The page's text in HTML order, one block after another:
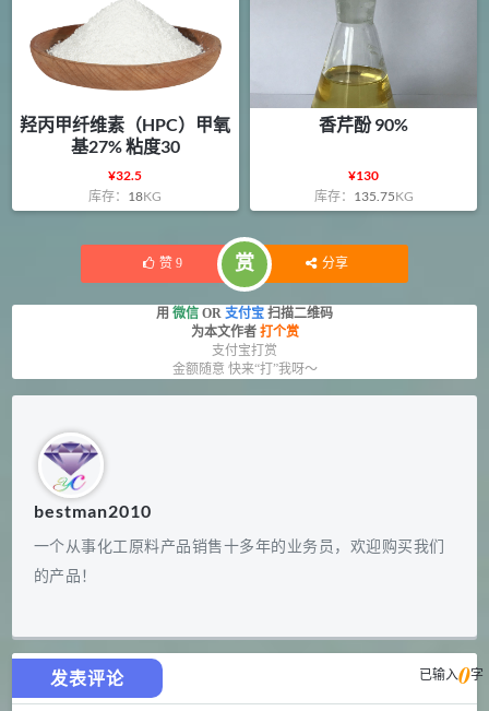
羟丙甲纤维素（HPC）甲氧
基27% 粘度30
¥32.5
库存： 18KG
香芹酚 90%
¥130
库存： 135.75KG
赞 9 赏 分享
用 微信 OR 支付宝 扫描二维码
为本文作者 打个赏
支付宝打赏
金额随意 快来“打”我呀～
bestman2010
一个从事化工原料产品销售十多年的业务员，欢迎购买我们
的产品！
发表评论 已输入0字